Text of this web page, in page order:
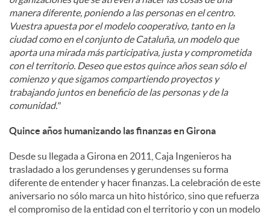
manera diferente, poniendo a las personas en el centro.
Vuestra apuesta por el modelo cooperativo, tanto en la
ciudad como en el conjunto de Cataluña, un modelo que
aporta una mirada más participativa, justa y comprometida
con el territorio. Deseo que estos quince años sean sólo el
comienzo y que sigamos compartiendo proyectos y
trabajando juntos en beneficio de las personas y de la
comunidad."
Quince años humanizando las finanzas en Girona
Desde su llegada a Girona en 2011, Caja Ingenieros ha
trasladado a los gerundenses y gerundenses su forma
diferente de entender y hacer finanzas. La celebración de este
aniversario no sólo marca un hito histórico, sino que refuerza
el compromiso de la entidad con el territorio y con un modelo